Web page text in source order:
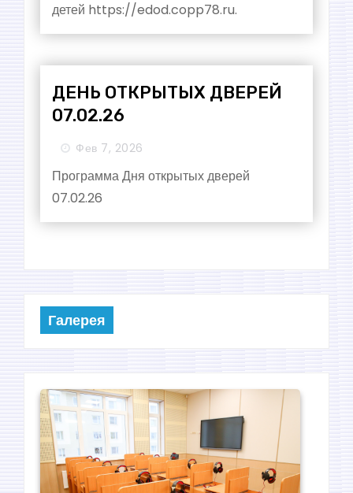
детей https://edod.copp78.ru.
ДЕНЬ ОТКРЫТЫХ ДВЕРЕЙ
07.02.26
Фев 7, 2026
Программа Дня открытых дверей
07.02.26
Галерея